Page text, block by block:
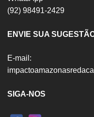
(92) 98491-2429
ENVIE SUA
E-mail:
SIGA-NOS